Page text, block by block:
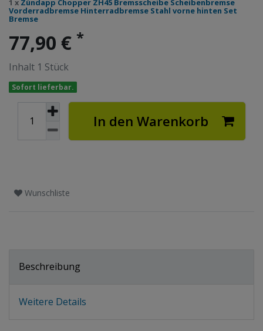
1 x Zündapp Chopper ZH45 Bremsscheibe Scheibenbremse
Vorderradbremse Hinterradbremse Stahl vorne hinten Set
Bremse
77,90 € *
Inhalt 1 Stück
Sofort lieferbar.
In den Warenkorb
Wunschliste
Beschreibung
Weitere Details